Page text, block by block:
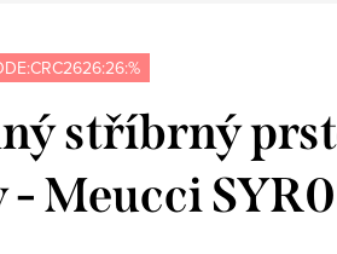
stříbrný
- Meucci